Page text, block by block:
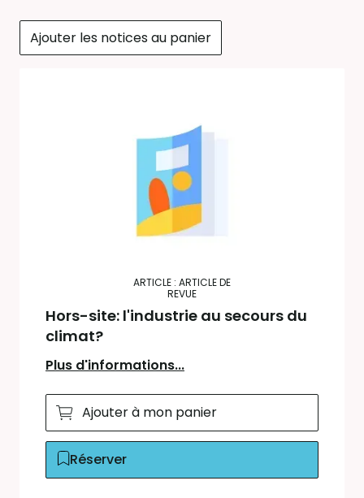
Ajouter les notices au panier
ARTICLE : ARTICLE DE
REVUE
Hors-site: l'industrie au secours du
climat?
Plus d'informations...
Ajouter à mon panier
Réserver